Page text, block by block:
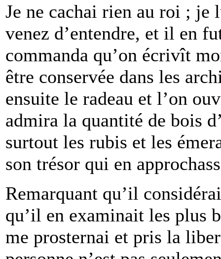
Je ne cachai rien au roi ;
venez d’entendre, et il en
commanda qu’on écrivît
être conservée dans les
ensuite le radeau et l’on
admira la quantité de bois
surtout les rubis et les
son trésor qui en
Remarquant qu’il
qu’il en examinait les plus
me prosternai et pris la